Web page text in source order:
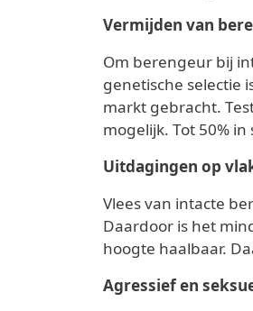
Vermijden van
Om berengeur bij
genetische selectie
markt gebracht.
mogelijk. Tot 50%
Uitdagingen op
Vlees van intacte
Daardoor is het
hoogte haalbaar.
Agressief en